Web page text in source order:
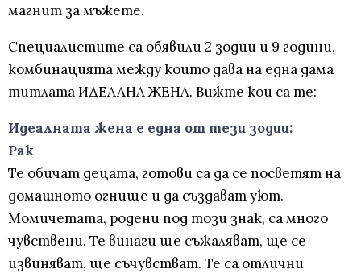
магнит за мъжете.
Специалистите са обявили 2 зодии и 9 години,
комбинацията между които дава на една дама
титлата ИДЕАЛНА ЖЕНА. Вижте кои са те:
Идеалната жена е една от тези зодии:
Рак
Те обичат децата, готови са да се посветят на
домашното огнище и да създават уют.
Момичетата, родени под този знак, са много
чувствени. Те винаги ще съжаляват, ще се
извиняват, ще съчувстват. Те са отлични